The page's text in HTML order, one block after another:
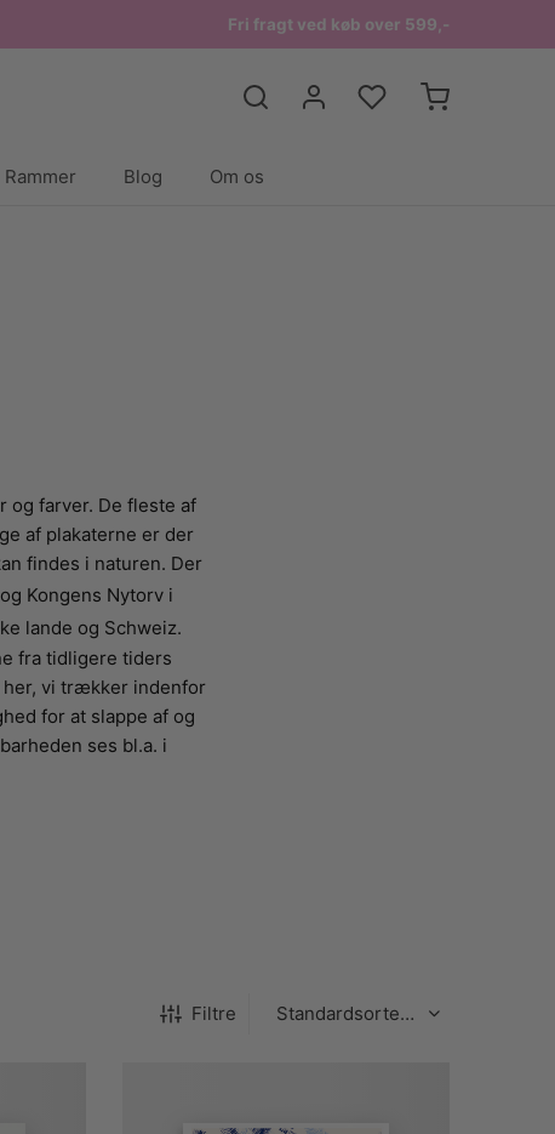
Fri fragt ved køb over 599,-
Rammer Blog Om os
og farver. De fleste af
af plakaterne er der
findes i naturen. Der
Kongens Nytorv i
lande og Schweiz.
fra tidligere tiders
her, vi trækker indenfor
for at slappe af og
ses bl.a. i
Filtre